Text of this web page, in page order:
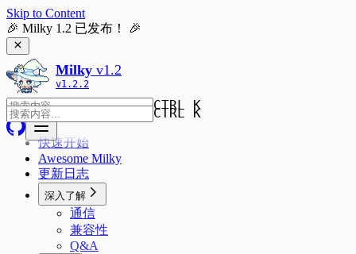
Skip to Content
🎉 Milky 1.2 已发布！ 🎉
Milky v1.2
v1.2.2
CTRL K
CTRL K
快速开始
Awesome Milky
更新日志
深入了解
通信
兼容性
Q&A